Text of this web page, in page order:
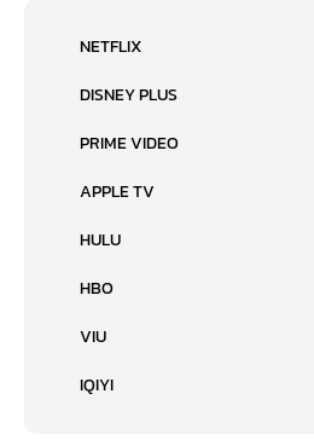
NETFLIX
DISNEY PLUS
PRIME VIDEO
APPLE TV
HULU
HBO
VIU
IQIYI